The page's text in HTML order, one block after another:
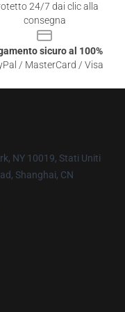
24/7 dai clic alla
consegna
sicuro al 100%
/ MasterCard / Visa
NY 10019, Stati Uniti
Shanghai, CN